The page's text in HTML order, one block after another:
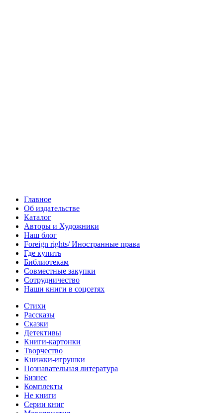
Главное
Об издательстве
Каталог
Авторы и Художники
Наш блог
Foreign rights/ Иностранные права
Где купить
Библиотекам
Совместные закупки
Сотрудничество
Наши книги в соцсетях
Стихи
Рассказы
Сказки
Детективы
Книги-картонки
Творчество
Книжки-игрушки
Познавательная литература
Бизнес
Комплекты
Не книги
Серии книг